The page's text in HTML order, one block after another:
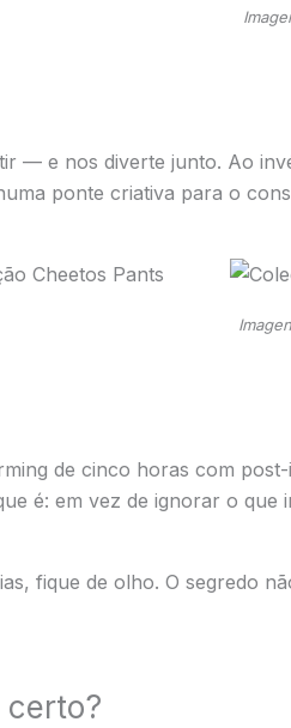
— e nos diverte junto. Ao
ponte criativa para o
de cinco horas com
é: em vez de ignorar o que
fique de olho. O segredo
certo?